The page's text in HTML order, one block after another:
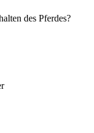
des Pferdes?